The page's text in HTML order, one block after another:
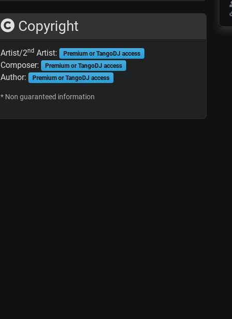
Copyright
Artist/2nd Artist: Premium or TangoDJ access
Composer: Premium or TangoDJ access
Author: Premium or TangoDJ access
* Non guaranteed information